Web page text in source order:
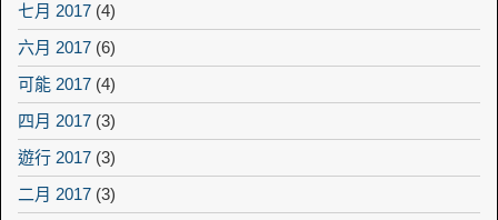
七月 2017 (4)
六月 2017 (6)
可能 2017 (4)
四月 2017 (3)
遊行 2017 (3)
二月 2017 (3)